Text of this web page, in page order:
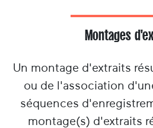
Montages
Un montage d'extraits
ou de l'association
séquences
montage(s) d'extraits